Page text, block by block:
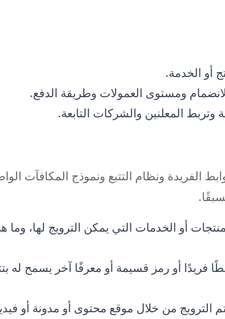
أو الخدمة.
ومستوى العمولات وطريقة الدفع.
وتربط المعلنين والشركات التابعة.
الفريدة ونظام التتبع ونموذج المكافآت
أو الخدمات التي يمكن الترويج لها، وما
فريدًا أو رمز قسيمة أو معرفًا آخر يسمح له
الترويج من خلال موقع محتوى أو مدونة أو